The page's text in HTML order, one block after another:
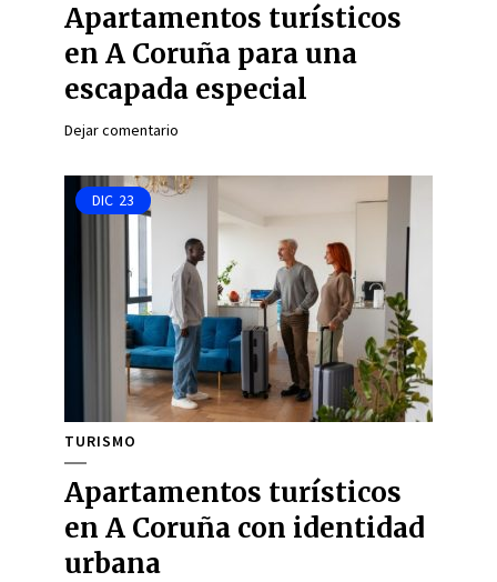
Apartamentos turísticos
en A Coruña para una
escapada especial
Dejar comentario
DIC 23
TURISMO
Apartamentos turísticos
en A Coruña con identidad
urbana